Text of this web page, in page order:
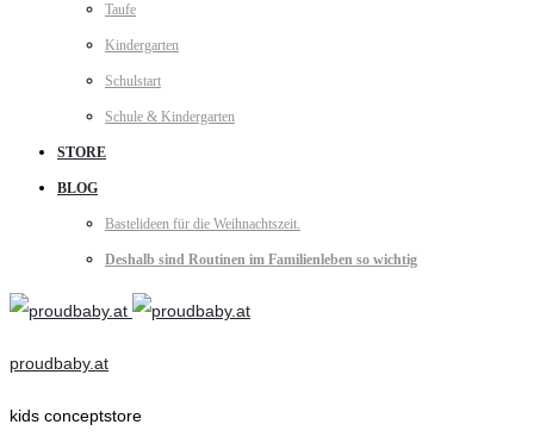
Taufe
Kindergarten
Schulstart
Schule & Kindergarten
STORE
BLOG
Bastelideen für die Weihnachtszeit.
Deshalb sind Routinen im Familienleben so wichtig
proudbaby.at
kids conceptstore